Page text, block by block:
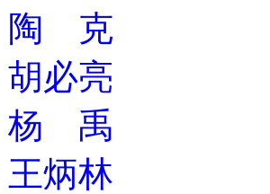
陶 克
必亮
杨 禹
炳林